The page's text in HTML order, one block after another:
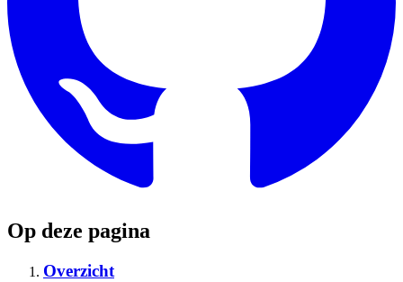
Op deze pagina
Overzicht